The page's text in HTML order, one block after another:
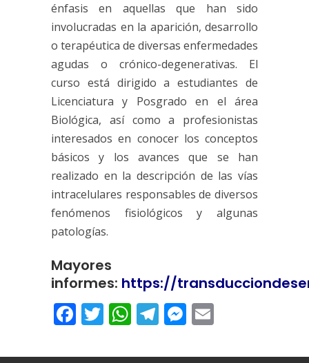
énfasis en aquellas que han sido
involucradas en la aparición, desarrollo
o terapéutica de diversas enfermedades
agudas o crónico-degenerativas. El
curso está dirigido a estudiantes de
Licenciatura y Posgrado en el área
Biológica, así como a profesionistas
interesados en conocer los conceptos
básicos y los avances que se han
realizado en la descripción de las vías
intracelulares responsables de diversos
fenómenos fisiológicos y algunas
patologías.
Mayores
informes: https://
Facebook
Twitter
WhatsApp
Telegram
Messenger